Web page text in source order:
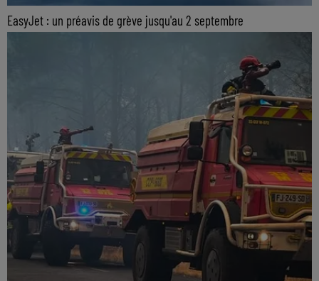
EasyJet : un préavis de grève jusqu'au 2 septembre